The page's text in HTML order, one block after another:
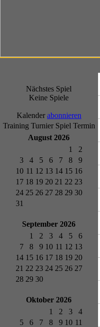
Nächstes Spiel
Keine Spiele
Kalender abonnieren
Training Turnier Spiel Termin
August 2026
1
2
3
4 5 6 7 8
9
10 11 12 13 14 15 16
17 18 19 20 21 22 23
24 25 26 27 28 29 30
31
September 2026
1
2 3 4 5
6
7
8 9 10 11 12 13
14 15 16 17 18 19 20
21 22 23 24 25 26 27
28 29 30
Oktober 2026
1
2 3
4
5
6 7 8 9 10 11